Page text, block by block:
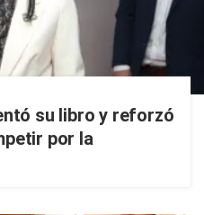
su libro y reforzó
por la